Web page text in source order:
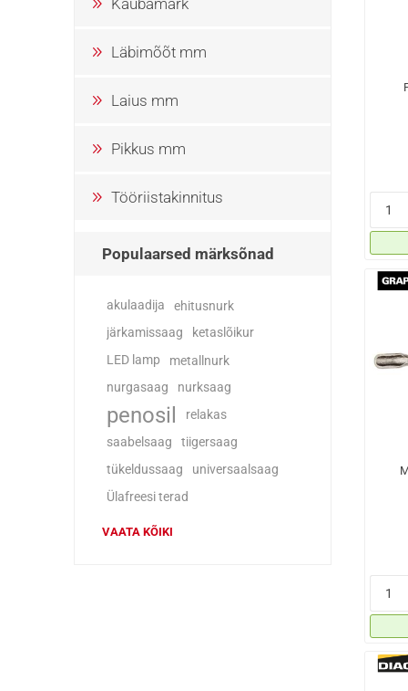
Kaubamärk
Läbimõõt mm
Laius mm
Pikkus mm
Tööriistakinnitus
Populaarsed märksõnad
akulaadija ehitusnurk
järkamissaag
ketaslõikur
LED lamp
metallnurk
nurgasaag nurksaag
penosil
relakas
saabelsaag
tiigersaag
tükeldussaag
universaalsaag
Ülafreesi terad
VAATA KÕIKI